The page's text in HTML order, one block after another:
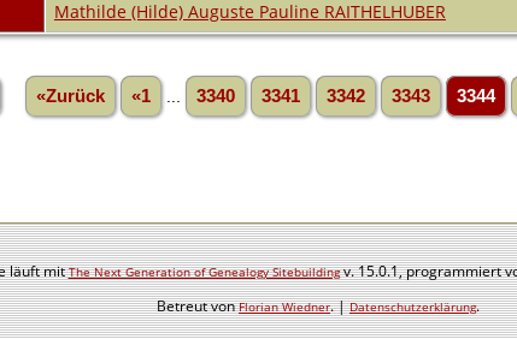
Mathilde (Hilde) Auguste Pauline RAITHELHUBER
«Zurück «1 3340 3341 3342 3343 3344
läuft mitThe Next Generation of Genealogy Sitebuildingv. 15.0.1, programmiert
Betreut vonFlorian Wiedner. |Datenschutzerklärung.